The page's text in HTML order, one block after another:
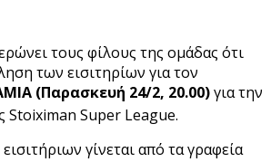
τους φίλους της ομάδας ότι
των εισιτηρίων για τον
(Παρασκευή 24/2, 20.00)για την
Stoiximan Super League.
γίνεται από τα γραφεία